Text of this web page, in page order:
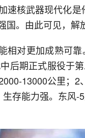
速核武器现代化
国。由此可见，解
相对更加成熟可
后期正式服役于
13000公里；
存能力强。东风